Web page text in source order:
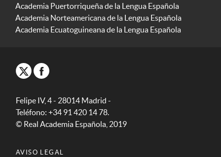
Academia Puertorriqueña de la Lengua Española
Academia Norteamericana de la Lengua Española
Academia Ecuatoguineana de la Lengua Española
Felipe IV, 4 - 28014 Madrid -
Teléfono: +34 91 420 14 78.
© Real Academia Española, 2019
AVISO LEGAL